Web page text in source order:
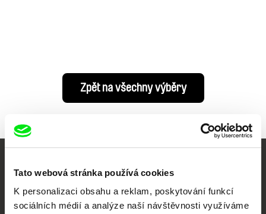
Tato webová stránka používá cookies
K personalizaci obsahu a reklam, poskytování funkcí
sociálních médií a analýze naší návštěvnosti využíváme
Zpět na všechny výběry
Vaše online
dokumentární kino